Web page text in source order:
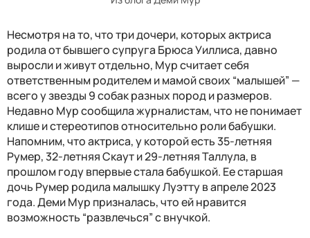
Несмотря на то, что три дочери, которых актриса
родила от бывшего супруга Брюса Уиллиса, давно
выросли и живут отдельно, Мур считает себя
ответственным родителем и мамой своих “малышей” —
всего у звезды 9 собак разных пород и размеров.
Недавно Мур сообщила журналистам, что не понимает
клише и стереотипов относительно роли бабушки.
Напомним, что актриса, у которой есть 35-летняя
Румер, 32-летняя Скаут и 29-летняя Таллула, в
прошлом году впервые стала бабушкой. Ее старшая
дочь Румер родила малышку Луэтту в апреле 2023
года. Деми Мур призналась, что ей нравится
возможность “развлечься” с внучкой.